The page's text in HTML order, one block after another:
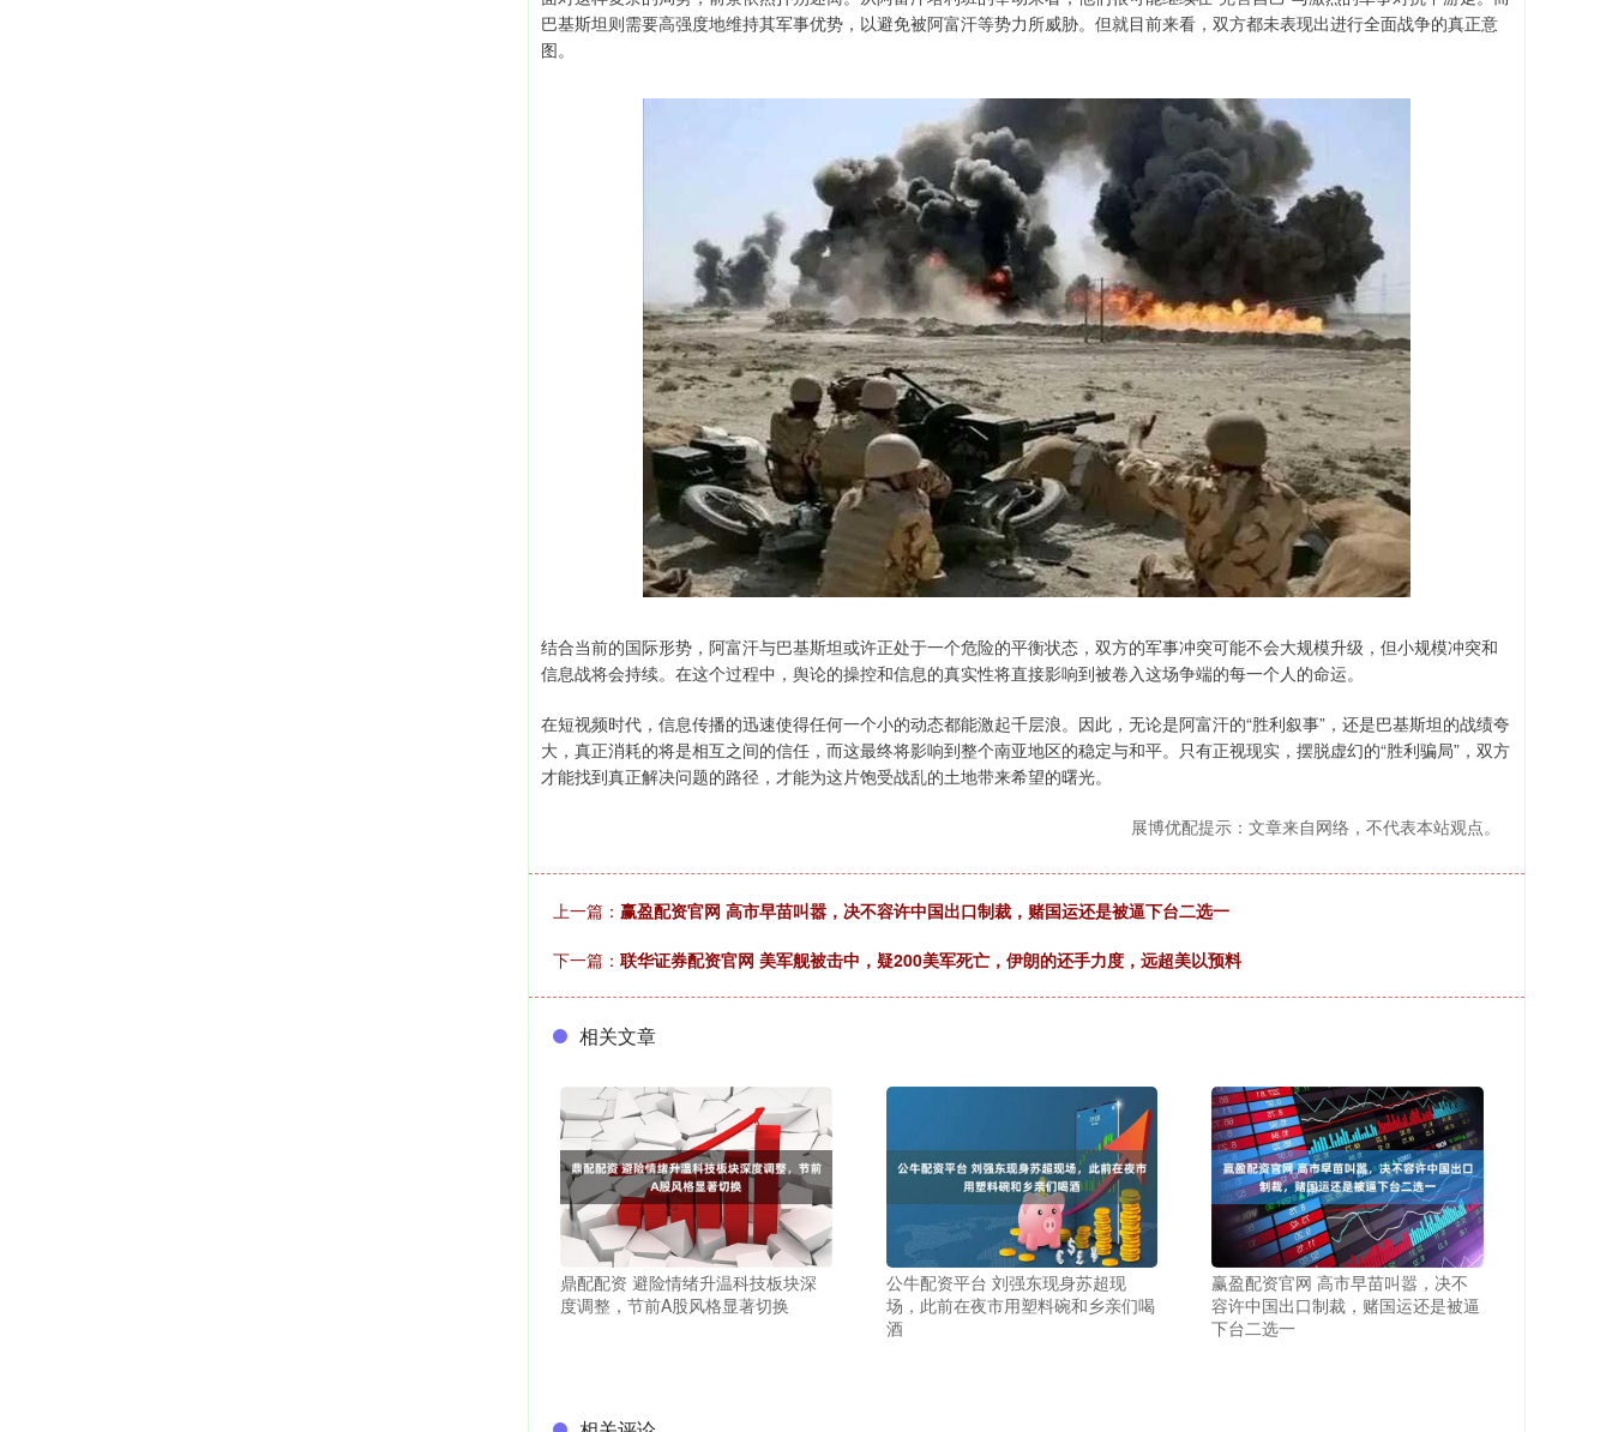
巴基斯坦则需要高强度地维持其军事优势，以避免被阿富汗等势力所威胁。但就目前来看，双方都未表现出进行全面战争的真正意
图。
结合当前的国际形势，阿富汗与巴基斯坦或许正处于一个危险的平衡状态，双方的军事冲突可能不会大规模升级，但小规模冲突和
信息战将会持续。在这个过程中，舆论的操控和信息的真实性将直接影响到被卷入这场争端的每一个人的命运。
在短视频时代，信息传播的迅速使得任何一个小的动态都能激起千层浪。因此，无论是阿富汗的“胜利叙事”，还是巴基斯坦的战绩夸
大，真正消耗的将是相互之间的信任，而这最终将影响到整个南亚地区的稳定与和平。只有正视现实，摆脱虚幻的“胜利骗局”，双方
才能找到真正解决问题的路径，才能为这片饱受战乱的土地带来希望的曙光。
展博优配提示：文章来自网络，不代表本站观点。
上一篇： 赢盈配资官网 高市早苗叫嚣，决不容许中国出口制裁，赌国运还是被逼下台二选一
下一篇： 联华证券配资官网 美军舰被击中，疑200美军死亡，伊朗的还手力度，远超美以预料
相关文章
鼎配配资 避险情绪升温科技板块深
度调整，节前A股风格显著切换
公牛配资平台 刘强东现身苏超现
场，此前在夜市用塑料碗和乡亲们喝
酒
赢盈配资官网 高市早苗叫嚣，决不
容许中国出口制裁，赌国运还是被逼
下台二选一